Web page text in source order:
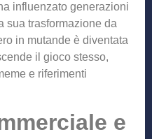
influenzato generazioni
sua trasformazione da
in mutande è diventata
il gioco stesso,
e riferimenti
e